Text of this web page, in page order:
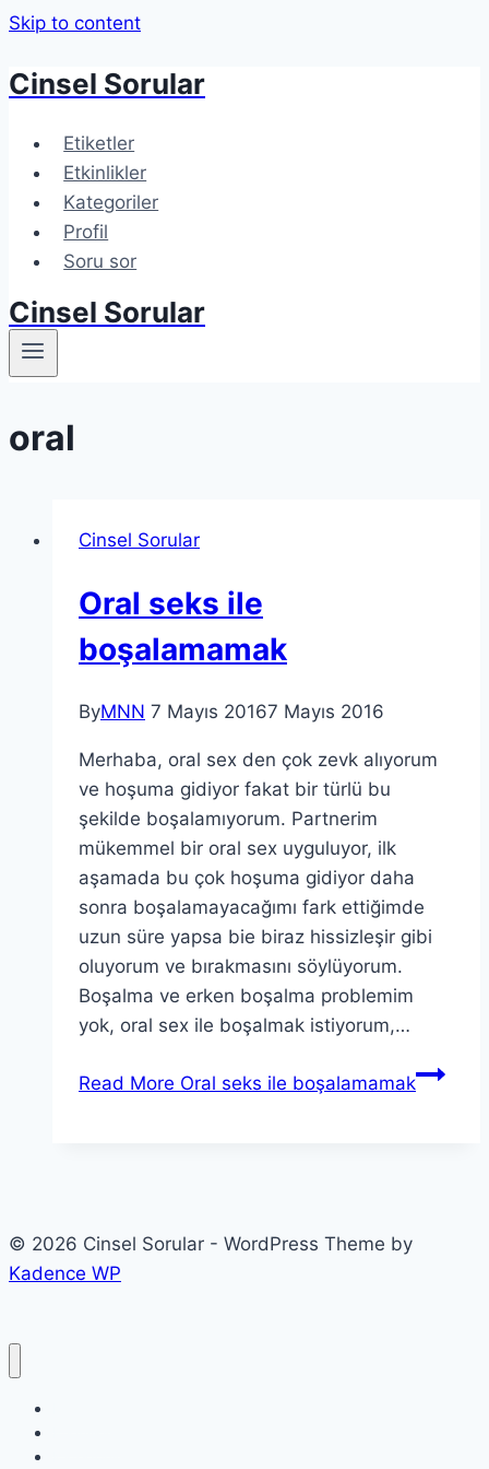
Skip to content
Cinsel Sorular
Etiketler
Etkinlikler
Kategoriler
Profil
Soru sor
Cinsel Sorular
oral
Cinsel Sorular
Oral seks ile
boşalamamak
ByMNN 7 Mayıs 20167 Mayıs 2016
Merhaba, oral sex den çok zevk alıyorum
ve hoşuma gidiyor fakat bir türlü bu
şekilde boşalamıyorum. Partnerim
mükemmel bir oral sex uyguluyor, ilk
aşamada bu çok hoşuma gidiyor daha
sonra boşalamayacağımı fark ettiğimde
uzun süre yapsa bie biraz hissizleşir gibi
oluyorum ve bırakmasını söylüyorum.
Boşalma ve erken boşalma problemim
yok, oral sex ile boşalmak istiyorum,…
Read More Oral seks ile boşalamamak
© 2026 Cinsel Sorular - WordPress Theme by
Kadence WP